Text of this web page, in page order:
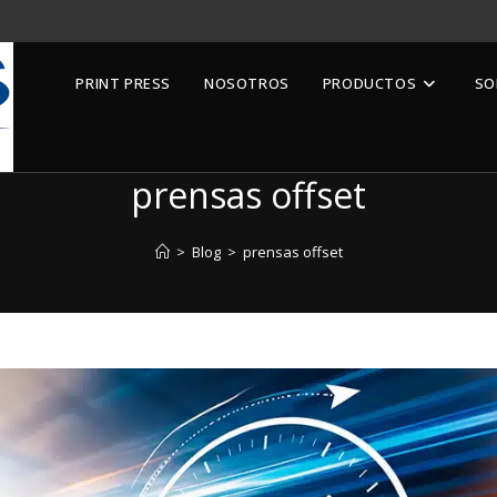
PRINT PRESS NOSOTROS PRODUCTOS
prensas offset
> Blog > prensas offset